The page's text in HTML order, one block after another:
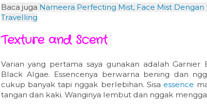
Baca juga Nameera Perfecting Mist, Face Mist
Travelling
Texture and Scent
Varian yang pertama saya gunakan adalah
Black Algae. Essencenya berwarna bening dan
cukup banyak tapi nggak berlebihan. Sisa essence
tangan dan kaki. Wanginya lembut dan nggak